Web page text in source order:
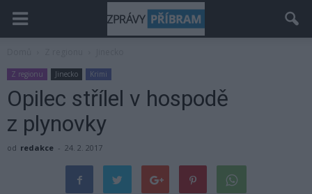
Z regionu Jinecko Krimi
Opilec střílel v hospodě
z plynovky
od redakce - 24. 2. 2017